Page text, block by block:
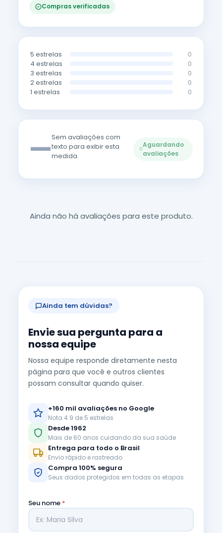
Compras verificadas
5 estrelas 0
4 estrelas 0
3 estrelas 0
2 estrelas 0
1 estrelas 0
—Sem avaliações com
texto para exibir esta
medida.
Aguardando
avaliações
Ainda não há avaliações para este produto.
Ainda tem dúvidas?
Envie sua pergunta para a
nossa equipe
Nossa equipe responde diretamente nesta
página para que você e outros clientes
possam consultar quando quiser.
+160 mil avaliações no Google
Nota 4.9 de 5 estrelas
Desde 1962
Mais de 60 anos cuidando da sua saúde
Entrega para todo o Brasil
Envio rápido e rastreado
Compra 100% segura
Seus dados protegidos em todas as etapas
Seu nome *